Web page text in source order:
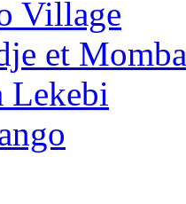
Village
et
Lekebi